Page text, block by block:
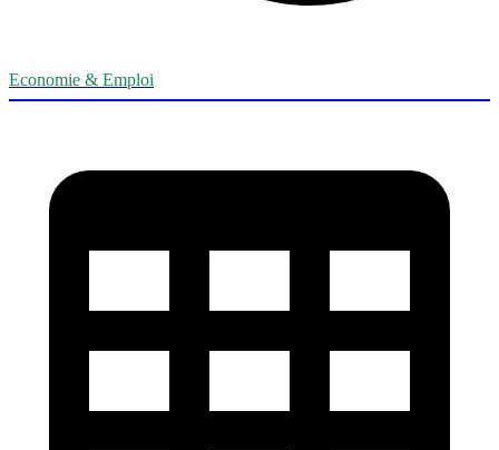
Economie & Emploi